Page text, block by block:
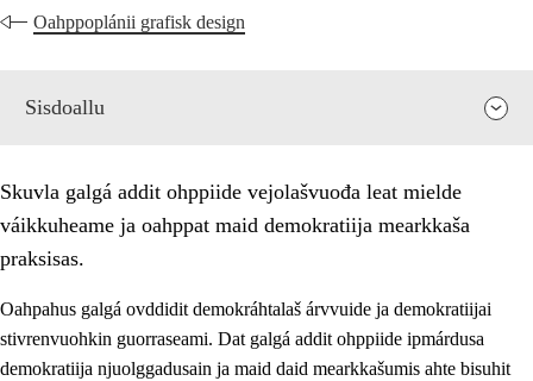
Oahppoplánii grafisk design
Sisdoallu
Skuvla galgá addit ohppiide vejolašvuođa leat mielde
váikkuheame ja oahppat maid demokratiija mearkkaša
praksisas.
Oahpahus galgá ovddidit demokráhtalaš árvvuide ja demokratiijai
stivrenvuohkin guorraseami. Dat galgá addit ohppiide ipmárdusa
demokratiija njuolggadusain ja maid daid mearkkašumis ahte bisuhit